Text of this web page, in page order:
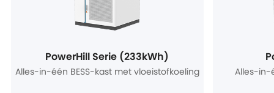
PowerHill Serie (233kWh)
Alles-in-één BESS-kast met vloeistofkoeling Alles-in-